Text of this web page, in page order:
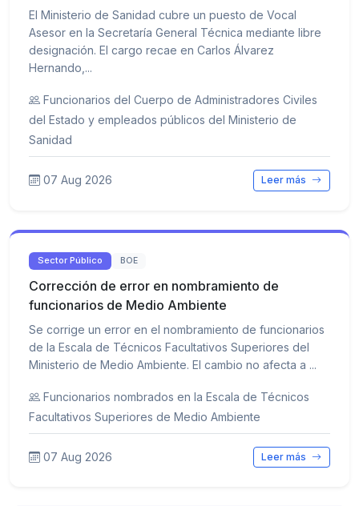
El Ministerio de Sanidad cubre un puesto de Vocal
Asesor en la Secretaría General Técnica mediante libre
designación. El cargo recae en Carlos Álvarez
Hernando,...
Funcionarios del Cuerpo de Administradores Civiles
del Estado y empleados públicos del Ministerio de
Sanidad
07 Aug 2026 Leer más
Sector Público BOE
Corrección de error en nombramiento de
funcionarios de Medio Ambiente
Se corrige un error en el nombramiento de funcionarios
de la Escala de Técnicos Facultativos Superiores del
Ministerio de Medio Ambiente. El cambio no afecta a ...
Funcionarios nombrados en la Escala de Técnicos
Facultativos Superiores de Medio Ambiente
07 Aug 2026 Leer más